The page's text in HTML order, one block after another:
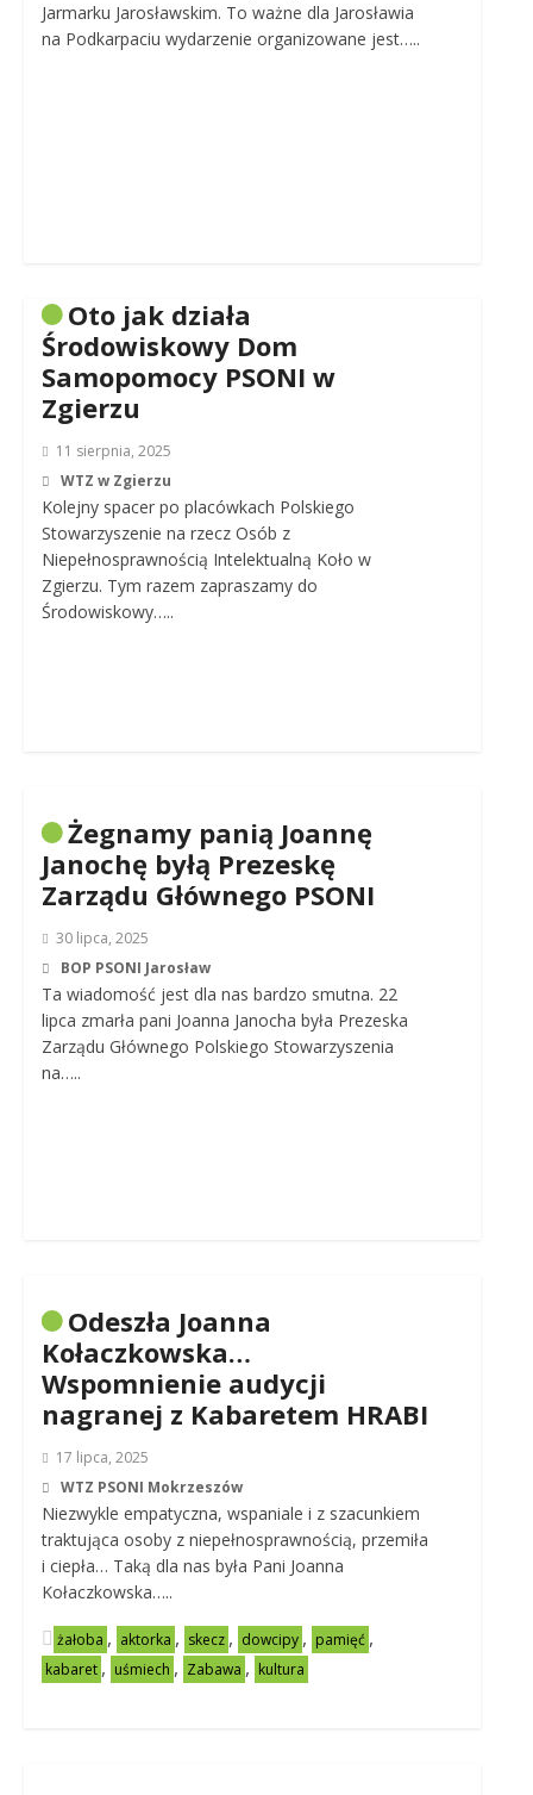
Jarmarku Jarosławskim. To ważne dla Jarosławia
na Podkarpaciu wydarzenie organizowane jest…..
Oto jak działa
Środowiskowy Dom
Samopomocy PSONI w
Zgierzu
11 sierpnia, 2025
WTZ w Zgierzu
Kolejny spacer po placówkach Polskiego
Stowarzyszenie na rzecz Osób z
Niepełnosprawnością Intelektualną Koło w
Zgierzu. Tym razem zapraszamy do
Środowiskowy…..
Żegnamy panią Joannę
Janochę byłą Prezeskę
Zarządu Głównego PSONI
30 lipca, 2025
BOP PSONI Jarosław
Ta wiadomość jest dla nas bardzo smutna. 22
lipca zmarła pani Joanna Janocha była Prezeska
Zarządu Głównego Polskiego Stowarzyszenia
na…..
Odeszła Joanna
Kołaczkowska…
Wspomnienie audycji
nagranej z Kabaretem HRABI
17 lipca, 2025
WTZ PSONI Mokrzeszów
Niezwykle empatyczna, wspaniale i z szacunkiem
traktująca osoby z niepełnosprawnością, przemiła
i ciepła… Taką dla nas była Pani Joanna
Kołaczkowska…..
żałoba , aktorka , skecz , dowcipy , pamięć ,
kabaret , uśmiech , Zabawa , kultura